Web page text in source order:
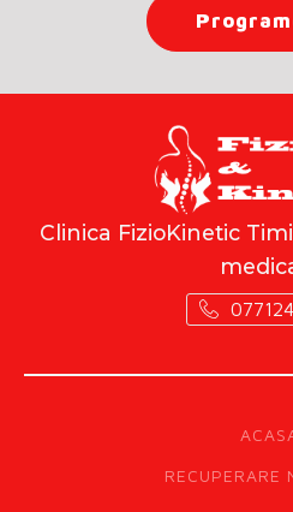
Clinica FizioKinetic
RECUPERARE